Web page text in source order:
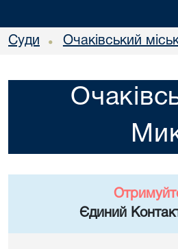
Суди • Очаківський
Єдиний